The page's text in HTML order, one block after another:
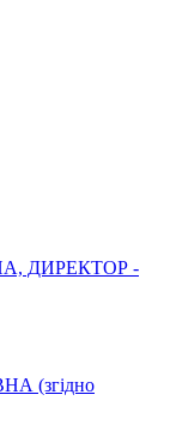
ДИРЕКТОР -
(згідно